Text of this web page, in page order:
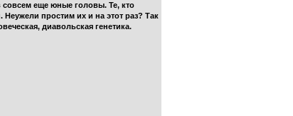
еще юные головы. Те, кто
простим их и на этот раз? Так
диавольская генетика.